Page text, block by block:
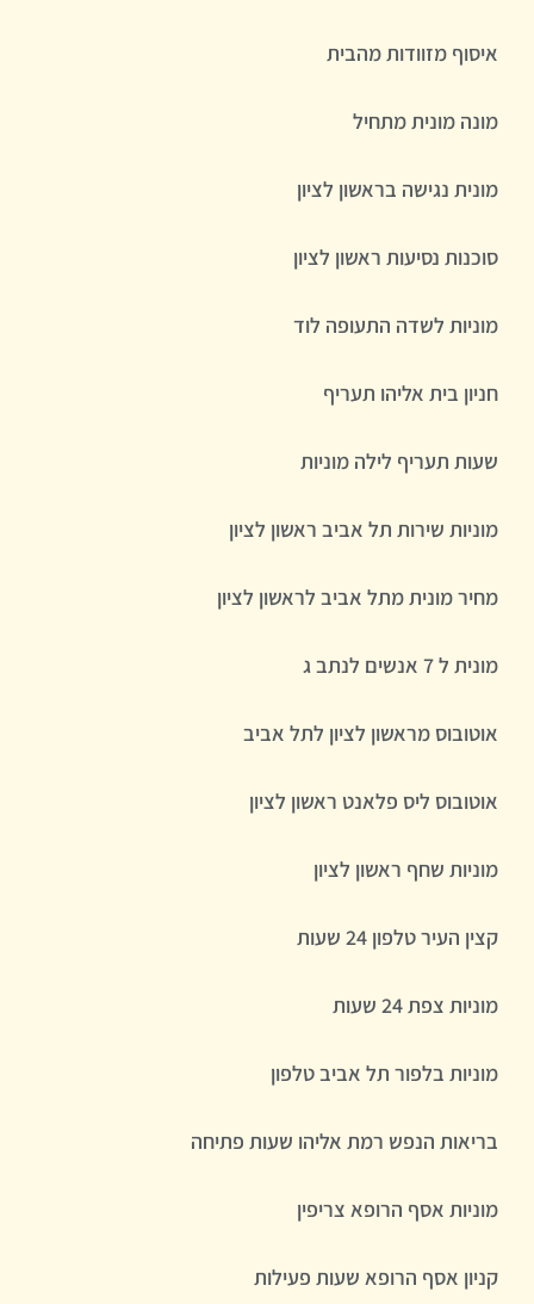
איסוף מזוודות מהבית
מונה מונית מתחיל
מונית נגישה בראשון לציון
סוכנות נסיעות ראשון לציון
מוניות לשדה התעופה לוד
חניון בית אליהו תעריף
שעות תעריף לילה מוניות
מוניות שירות תל אביב ראשון לציון
מחיר מונית מתל אביב לראשון לציון
מונית ל 7 אנשים לנתב ג
אוטובוס מראשון לציון לתל אביב
אוטובוס ליס פלאנט ראשון לציון
מוניות שחף ראשון לציון
קצין העיר טלפון 24 שעות
מוניות צפת 24 שעות
מוניות בלפור תל אביב טלפון
בריאות הנפש רמת אליהו שעות פתיחה
מוניות אסף הרופא צריפין
קניון אסף הרופא שעות פעילות